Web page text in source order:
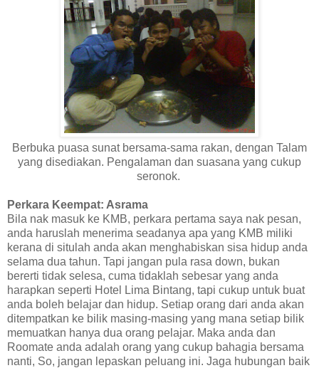
Berbuka puasa sunat bersama-sama rakan, dengan Talam
yang disediakan. Pengalaman dan suasana yang cukup
seronok.
Perkara Keempat: Asrama
Bila nak masuk ke KMB, perkara pertama saya nak pesan,
anda haruslah menerima seadanya apa yang KMB miliki
kerana di situlah anda akan menghabiskan sisa hidup anda
selama dua tahun. Tapi jangan pula rasa down, bukan
bererti tidak selesa, cuma tidaklah sebesar yang anda
harapkan seperti Hotel Lima Bintang, tapi cukup untuk buat
anda boleh belajar dan hidup. Setiap orang dari anda akan
ditempatkan ke bilik masing-masing yang mana setiap bilik
memuatkan hanya dua orang pelajar. Maka anda dan
Roomate anda adalah orang yang cukup bahagia bersama
nanti, So, jangan lepaskan peluang ini. Jaga hubungan baik